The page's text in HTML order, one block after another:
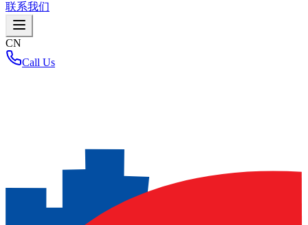
联系我们
CN
Call Us